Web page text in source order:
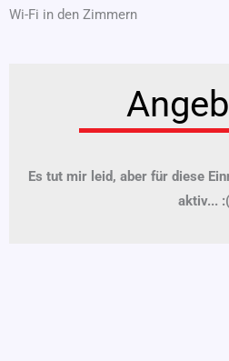
Wi-Fi in den Zimmern
Es tut mir leid, aber für diese
aktiv... :(